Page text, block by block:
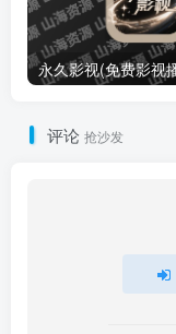
评论 抢沙发